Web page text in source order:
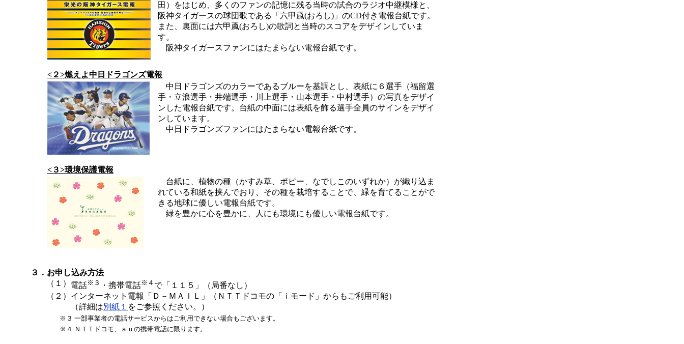
田）をはじめ、多くのファンの記憶に残る当時の試合のラジオ中継模様と、
阪神タイガースの球団歌である「六甲颪(おろし)」のCD付き電報台紙です。
また、裏面には六甲颪(おろし)の歌詞と当時のスコアをデザインしていま
す。
阪神タイガースファンにはたまらない電報台紙です。
<２>燃えよ中日ドラゴンズ電報
中日ドラゴンズのカラーであるブルーを基調とし、表紙に６選手（福留選
手・立浪選手・井端選手・川上選手・山本選手・中村選手）の写真をデザイ
ンした電報台紙です。台紙の中面には表紙を飾る選手全員のサインをデザイ
ンしています。
中日ドラゴンズファンにはたまらない電報台紙です。
<３>環境保護電報
台紙に、植物の種（かすみ草、ポピー、なでしこのいずれか）が織り込ま
れている和紙を挟んでおり、その種を栽培することで、緑を育てることがで
きる地球に優しい電報台紙です。
緑を豊かに心を豊かに、人にも環境にも優しい電報台紙です。
３．お申し込み方法
（１） 電話※３ ・携帯電話※４ で「１１５」（局番なし）
（２） インターネット電報「Ｄ－ＭＡＩＬ」（ＮＴＴドコモの「ｉモード」からもご利用可能）
（詳細は別紙１ をご参照ください。）
※３ 一部事業者の電話サービスからはご利用できない場合もございます。
※４ ＮＴＴドコモ、ａｕの携帯電話に限ります。